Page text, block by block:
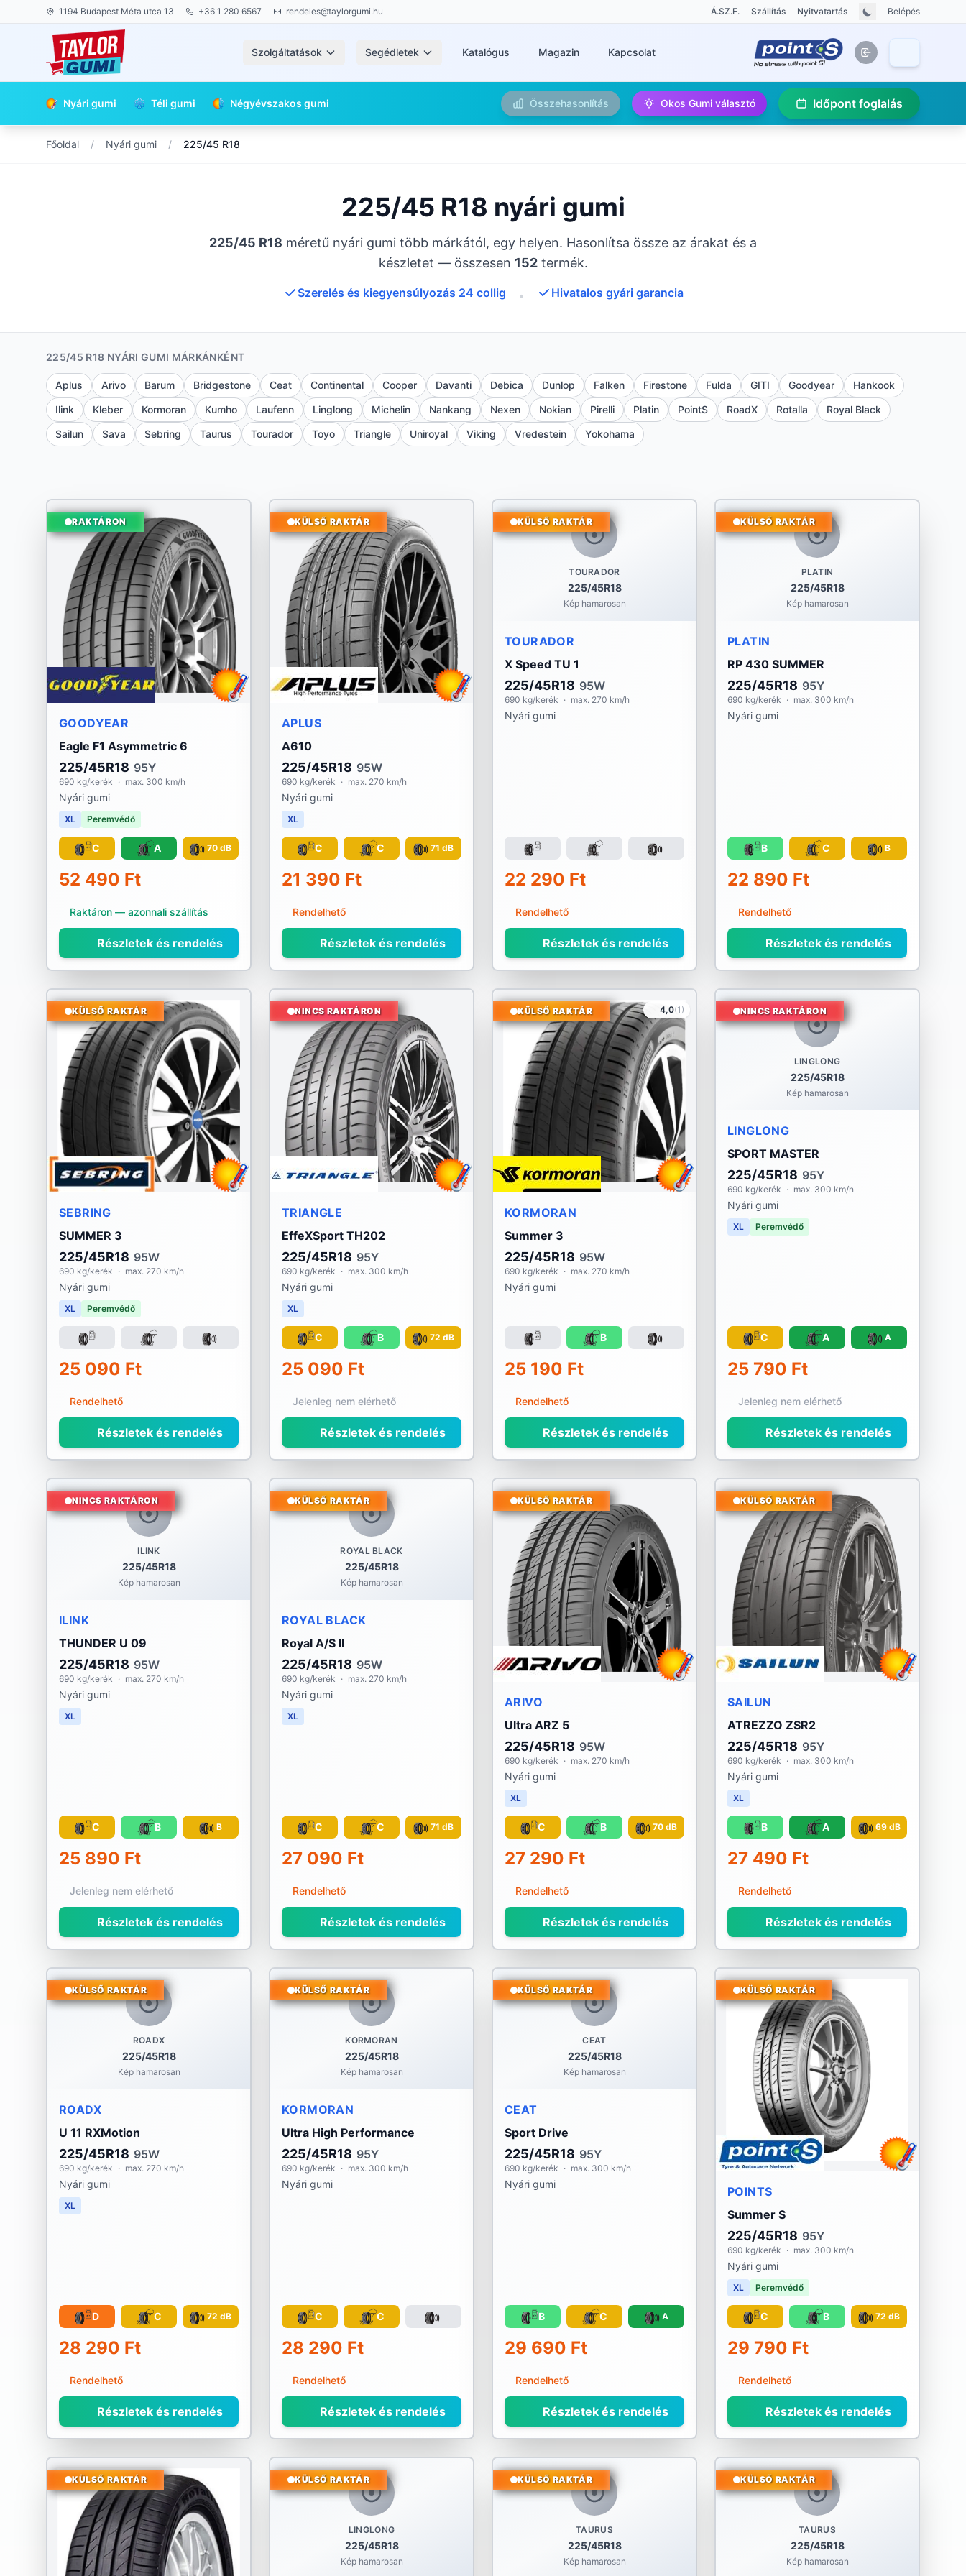
1194 Budapest Méta utca 13 +36 1 280 6567 rendeles@taylorgumi.hu Á.SZ.F. Szállítás Nyitvatartás Belépés
Szolgáltatások Segédletek Katalógus Magazin Kapcsolat
Nyári gumi Téli gumi Négyévszakos gumi Összehasonlítás Okos Gumi választó Időpont foglalás
Főoldal / Nyári gumi / 225/45 R18
225/45 R18 nyári gumi
225/45 R18 méretű nyári gumi több márkától, egy helyen. Hasonlítsa össze az árakat és a
készletet — összesen 152termék.
Szerelés és kiegyensúlyozás 24 collig • Hivatalos gyári garancia
225/45 R18 NYÁRI GUMI MÁRKÁNKÉNT
Aplus Arivo Barum Bridgestone Ceat Continental Cooper Davanti Debica Dunlop Falken Firestone Fulda GITI Goodyear
Hankook
Ilink
Kleber Kormoran Kumho Laufenn Linglong Michelin Nankang Nexen Nokian Pirelli Platin PointS RoadX Rotalla
Royal Black
Sailun
Sava Sebring Taurus Tourador Toyo Triangle Uniroyal Viking Vredestein Yokohama
RAKTÁRON
GOODYEAR
Eagle F1 Asymmetric 6
225/45R18 95Y
690 kg/kerék · max. 300 km/h
Nyári gumi
XL Peremvédő
C A 70 dB
52 490 Ft
Raktáron — azonnali szállítás
Részletek és rendelés
KÜLSŐ RAKTÁR
APLUS
A610
225/45R18 95W
690 kg/kerék · max. 270 km/h
Nyári gumi
XL
C C 71 dB
21 390 Ft
Rendelhető
Részletek és rendelés
TOURADOR
225/45R18
Kép hamarosan
KÜLSŐ RAKTÁR
TOURADOR
X Speed TU 1
225/45R18 95W
690 kg/kerék · max. 270 km/h
Nyári gumi
22 290 Ft
Rendelhető
Részletek és rendelés
PLATIN
225/45R18
Kép hamarosan
KÜLSŐ RAKTÁR
PLATIN
RP 430 SUMMER
225/45R18 95Y
690 kg/kerék · max. 300 km/h
Nyári gumi
B C B
22 890 Ft
Rendelhető
Részletek és rendelés
KÜLSŐ RAKTÁR
SEBRING
SUMMER 3
225/45R18 95W
690 kg/kerék · max. 270 km/h
Nyári gumi
XL Peremvédő
25 090 Ft
Rendelhető
Részletek és rendelés
NINCS RAKTÁRON
TRIANGLE
EffeXSport TH202
225/45R18 95Y
690 kg/kerék · max. 300 km/h
Nyári gumi
XL
C B 72 dB
25 090 Ft
Jelenleg nem elérhető
Részletek és rendelés
4,0(1)
KÜLSŐ RAKTÁR
KORMORAN
Summer 3
225/45R18 95W
690 kg/kerék · max. 270 km/h
Nyári gumi
B
25 190 Ft
Rendelhető
Részletek és rendelés
LINGLONG
225/45R18
Kép hamarosan
NINCS RAKTÁRON
LINGLONG
SPORT MASTER
225/45R18 95Y
690 kg/kerék · max. 300 km/h
Nyári gumi
XL Peremvédő
C A A
25 790 Ft
Jelenleg nem elérhető
Részletek és rendelés
ILINK
225/45R18
Kép hamarosan
NINCS RAKTÁRON
ILINK
THUNDER U 09
225/45R18 95W
690 kg/kerék · max. 270 km/h
Nyári gumi
XL
C B B
25 890 Ft
Jelenleg nem elérhető
Részletek és rendelés
ROYAL BLACK
225/45R18
Kép hamarosan
KÜLSŐ RAKTÁR
ROYAL BLACK
Royal A/S II
225/45R18 95W
690 kg/kerék · max. 270 km/h
Nyári gumi
XL
C C 71 dB
27 090 Ft
Rendelhető
Részletek és rendelés
KÜLSŐ RAKTÁR
ARIVO
Ultra ARZ 5
225/45R18 95W
690 kg/kerék · max. 270 km/h
Nyári gumi
XL
C B 70 dB
27 290 Ft
Rendelhető
Részletek és rendelés
KÜLSŐ RAKTÁR
SAILUN
ATREZZO ZSR2
225/45R18 95Y
690 kg/kerék · max. 300 km/h
Nyári gumi
XL
B A 69 dB
27 490 Ft
Rendelhető
Részletek és rendelés
ROADX
225/45R18
Kép hamarosan
KÜLSŐ RAKTÁR
ROADX
U 11 RXMotion
225/45R18 95W
690 kg/kerék · max. 270 km/h
Nyári gumi
XL
D C 72 dB
28 290 Ft
Rendelhető
Részletek és rendelés
KORMORAN
225/45R18
Kép hamarosan
KÜLSŐ RAKTÁR
KORMORAN
Ultra High Performance
225/45R18 95Y
690 kg/kerék · max. 300 km/h
Nyári gumi
C C
28 290 Ft
Rendelhető
Részletek és rendelés
CEAT
225/45R18
Kép hamarosan
KÜLSŐ RAKTÁR
CEAT
Sport Drive
225/45R18 95Y
690 kg/kerék · max. 300 km/h
Nyári gumi
B C A
29 690 Ft
Rendelhető
Részletek és rendelés
KÜLSŐ RAKTÁR
POINTS
Summer S
225/45R18 95Y
690 kg/kerék · max. 300 km/h
Nyári gumi
XL Peremvédő
C B 72 dB
29 790 Ft
Rendelhető
Részletek és rendelés
KÜLSŐ RAKTÁR
LINGLONG
225/45R18
Kép hamarosan
KÜLSŐ RAKTÁR
TAURUS
225/45R18
Kép hamarosan
KÜLSŐ RAKTÁR
TAURUS
225/45R18
Kép hamarosan
KÜLSŐ RAKTÁR